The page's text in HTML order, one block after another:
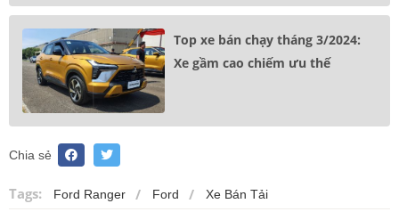
Top xe bán chạy tháng 3/2024:
Xe gầm cao chiếm ưu thế
Chia sẻ
Tags: Ford Ranger Ford Xe Bán Tải